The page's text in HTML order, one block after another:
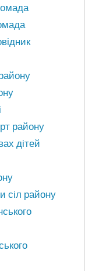
району
дітей
сіл району